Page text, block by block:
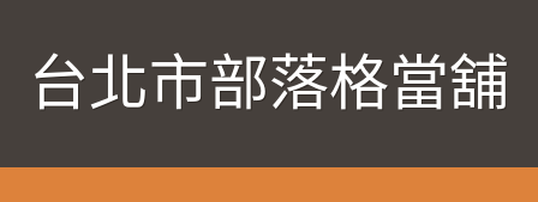
台北市部落格當舖